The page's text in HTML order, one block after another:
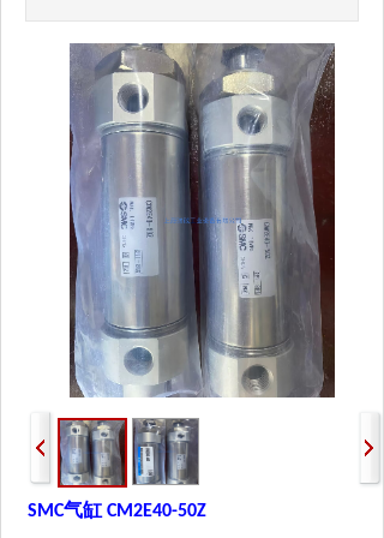
SMC气缸 CM2E40-50Z